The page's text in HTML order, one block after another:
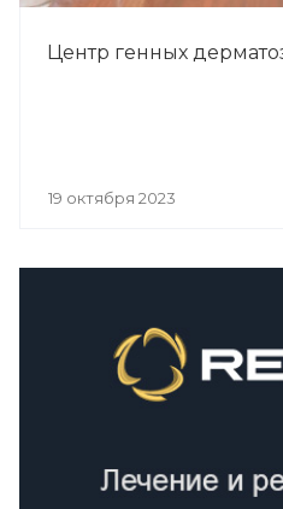
Центр генных
19 октября 2023